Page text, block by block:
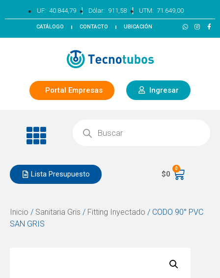
UF: 40.844,79 | Dólar: 911,58 | UTM: 71.649,00
CATÁLOGO CONTACTO UBICACIÓN
Portal Empresas Ingresar
Lista Presupuesto $0
0
Inicio / Sanitaria Gris / Fitting Inyectado / CODO 90° PVC
SAN GRIS